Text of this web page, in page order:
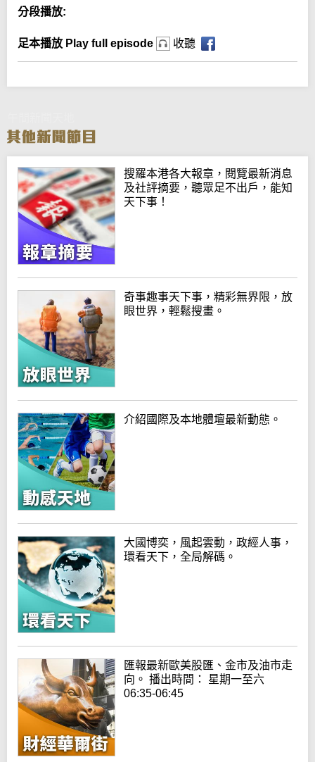
分段播放:
足本播放 Play full episode 收聽
搜羅本港各大報章，閱覽最新消息
及社評摘要，聽眾足不出戶，能知
天下事！
奇事趣事天下事，精彩無界限，放
眼世界，輕鬆搜畫。
介紹國際及本地體壇最新動態。
大國博奕，風起雲動，政經人事，
環看天下，全局解碼。
匯報最新歐美股匯、金市及油市走
向。 播出時間： 星期一至六
06:35-06:45